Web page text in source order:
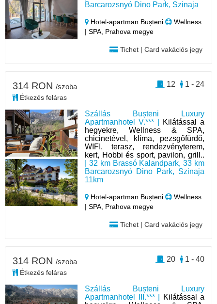
Barcarozsnyó Dino Park, Szinaja
Hotel‑apartman Bușteni
Wellness
| SPA, Prahova megye
Tichet | Card vakációs jegy
Szállás Bușteni Luxury
Apartmanhotel V.*** |
Kilátással a
hegyekre, Wellness & SPA,
chicinetével, klíma, pezsgőfürdő,
WIFI, terasz, rendezvényterem,
kert, Hobbi és sport, pavilon, grill..
| 32 km Brassó Kalandpark, 33 km
Barcarozsnyó Dino Park, Szinaja
11km
Hotel‑apartman Bușteni
Wellness
| SPA, Prahova megye
Tichet | Card vakációs jegy
314 RON /szoba
Étkezés feláras
1 - 24
12
Szállás Bușteni Luxury
Apartmanhotel III.*** |
Kilátással a
314 RON /szoba
Étkezés feláras
1 - 40
20